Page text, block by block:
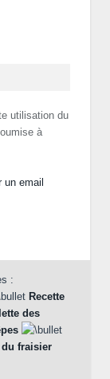
utilisation du
à
un email
:
Recette
des
du fraisier